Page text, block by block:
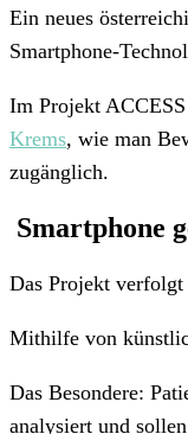
Ein neues
Smartphone-
Im Projekt
Krems, wie man
zugänglich.
Smartphone
Das Projekt
Mithilfe von
Das Besondere:
analysiert und